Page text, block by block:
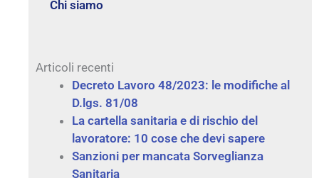
Chi siamo
Articoli recenti
Decreto Lavoro 48/2023: le modifiche al
D.lgs. 81/08
La cartella sanitaria e di rischio del
lavoratore: 10 cose che devi sapere
Sanzioni per mancata Sorveglianza
Sanitaria